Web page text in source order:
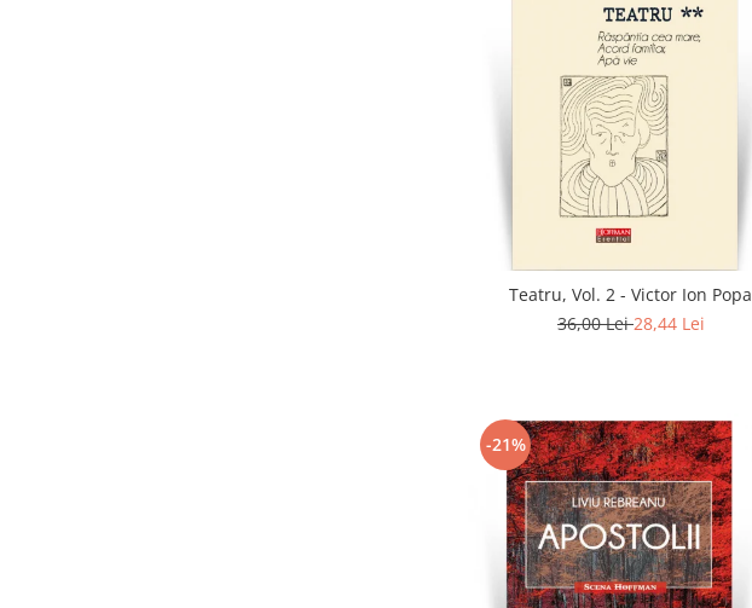
Teatru, Vol. 2 - Victor Ion Popa
36,00 Lei28,44 Lei
-21%